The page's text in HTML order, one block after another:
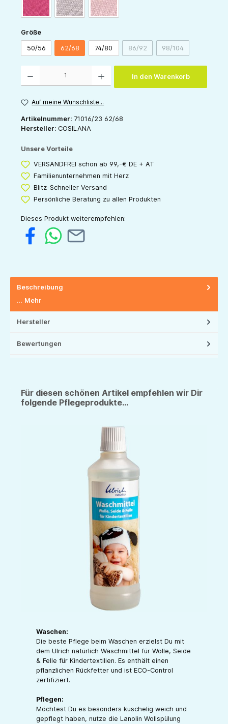
pink grau rose
Größeauswählen
50/56 62/68 74/80 86/92(Diese Option ist zurzeit nicht
98/104(Diese Option ist
In den Warenkorb
Auf meine Wunschliste...
Artikelnummer: 71016/23 62/68
Hersteller: COSILANA
Unsere Vorteile
VERSANDFREI schon ab 99,-€ DE + AT
Familienunternehmen mit Herz
Blitz-Schneller Versand
Persönliche Beratung zu allen Produkten
Dieses Produkt weiterempfehlen:
Beschreibung
… Mehr
Hersteller
Bewertungen
Für diesen schönen Artikel empfehlen wir Dir
folgende Pflegeprodukte...
Waschen:
Die beste Pflege beim Waschen erzielst Du mit
dem Ulrich natürlich Waschmittel für Wolle, Seide
& Felle für Kindertextilien. Es enthält einen
pflanzlichen Rückfetter und ist ECO-Control
zertifiziert.
Pflegen:
Möchtest Du es besonders kuschelig weich und
gepflegt haben, nutze die Lanolin Wollspülung